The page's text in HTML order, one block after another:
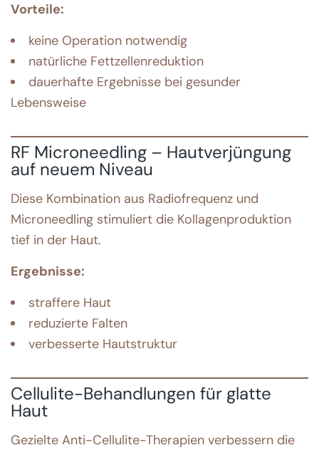
Vorteile:
keine Operation notwendig
natürliche Fettzellenreduktion
dauerhafte Ergebnisse bei gesunder
Lebensweise
RF Microneedling – Hautverjüngung
auf neuem Niveau
Diese Kombination aus Radiofrequenz und
Microneedling stimuliert die Kollagenproduktion
tief in der Haut.
Ergebnisse:
straffere Haut
reduzierte Falten
verbesserte Hautstruktur
Cellulite-Behandlungen für glatte
Haut
Gezielte Anti-Cellulite-Therapien verbessern die